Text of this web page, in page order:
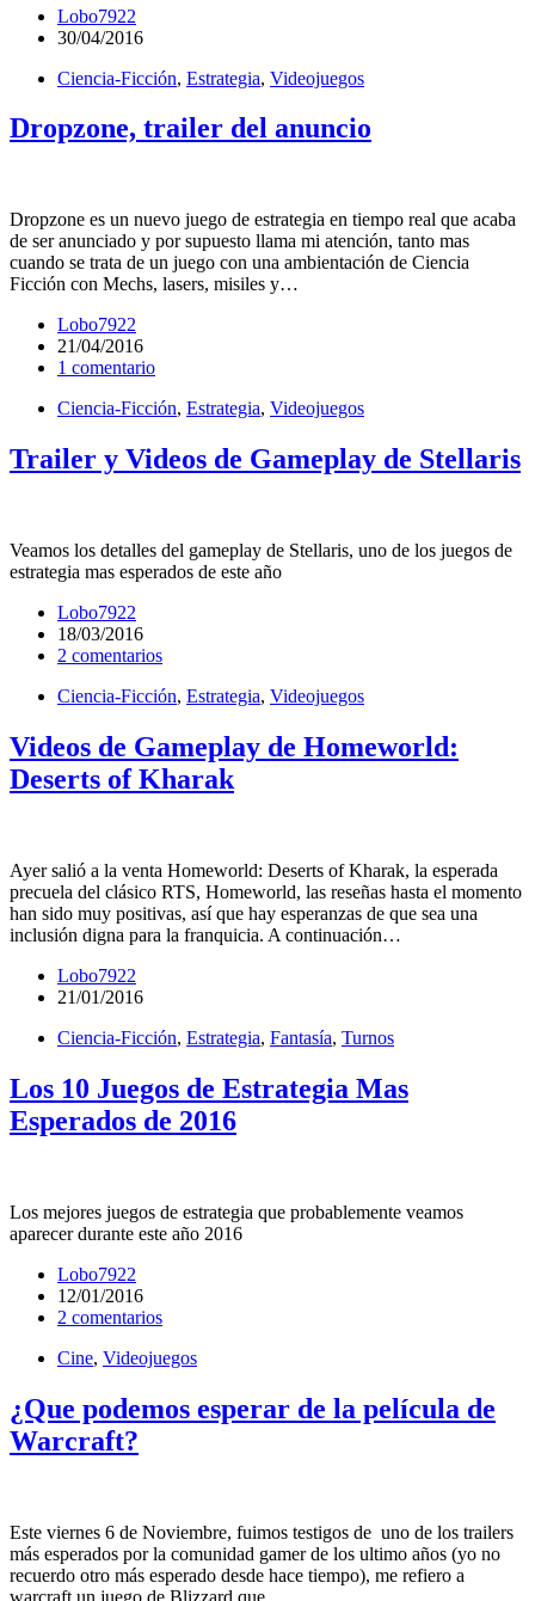
Lobo7922
30/04/2016
Ciencia-Ficción, Estrategia, Videojuegos
Dropzone, trailer del anuncio
Dropzone es un nuevo juego de estrategia en tiempo real que acaba
de ser anunciado y por supuesto llama mi atención, tanto mas
cuando se trata de un juego con una ambientación de Ciencia
Ficción con Mechs, lasers, misiles y…
Lobo7922
21/04/2016
1 comentario
Ciencia-Ficción, Estrategia, Videojuegos
Trailer y Videos de Gameplay de Stellaris
Veamos los detalles del gameplay de Stellaris, uno de los juegos de
estrategia mas esperados de este año
Lobo7922
18/03/2016
2 comentarios
Ciencia-Ficción, Estrategia, Videojuegos
Videos de Gameplay de Homeworld:
Deserts of Kharak
Ayer salió a la venta Homeworld: Deserts of Kharak, la esperada
precuela del clásico RTS, Homeworld, las reseñas hasta el momento
han sido muy positivas, así que hay esperanzas de que sea una
inclusión digna para la franquicia. A continuación…
Lobo7922
21/01/2016
Ciencia-Ficción, Estrategia, Fantasía, Turnos
Los 10 Juegos de Estrategia Mas
Esperados de 2016
Los mejores juegos de estrategia que probablemente veamos
aparecer durante este año 2016
Lobo7922
12/01/2016
2 comentarios
Cine, Videojuegos
¿Que podemos esperar de la película de
Warcraft?
Este viernes 6 de Noviembre, fuimos testigos de uno de los trailers
más esperados por la comunidad gamer de los ultimo años (yo no
recuerdo otro más esperado desde hace tiempo), me refiero a
warcraft un juego de Blizzard que…